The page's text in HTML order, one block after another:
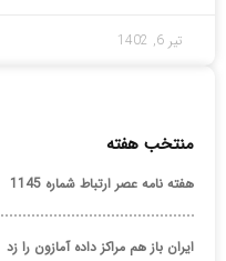
تیر 6, 1402
منتخب هفته
هفته نامه عصر ارتباط شماره 1145
ایران باز هم مراکز داده آمازون را زد